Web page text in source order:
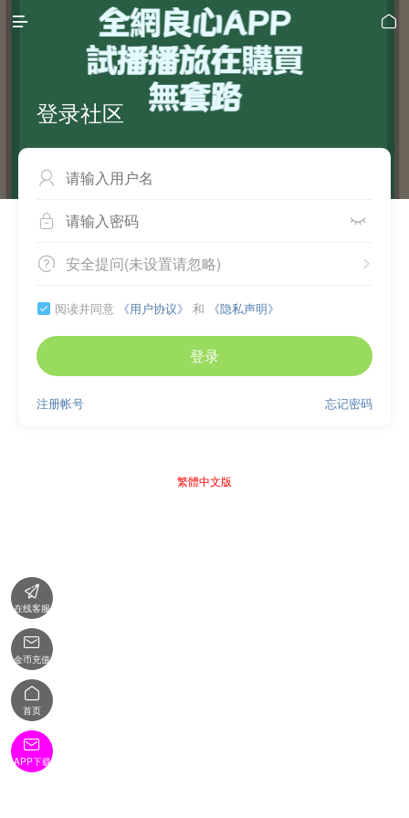
 
登录社区

 
 
安全提问(未设置请忽略)
 阅读并同意 《用户协议》 和 《隐私声明》
登录
忘记密码
注册帐号
繁體中文版

在线客服

金币充值

首页

APP下载